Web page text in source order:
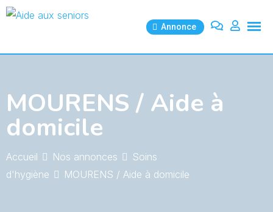
Skip
Annonce
MOURENS / Aide à
domicile
Accueil Nos annonces
Soins
d'hygiène
MOURENS / Aide à domicile